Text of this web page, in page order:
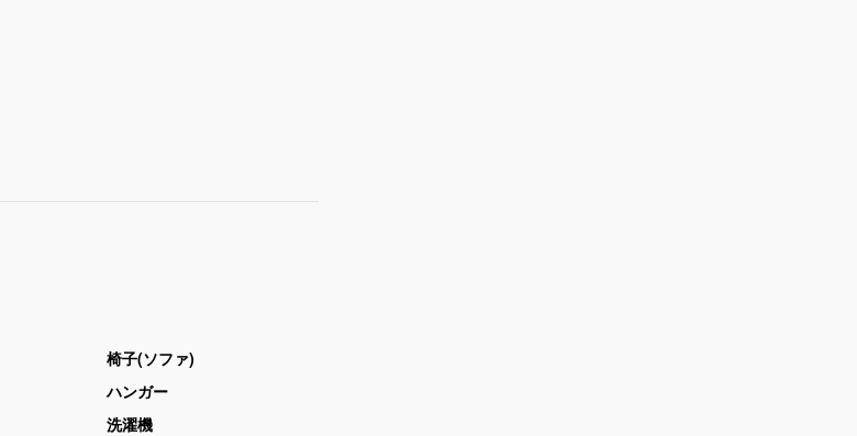
椅子(ソファ)
ハンガー
洗濯機